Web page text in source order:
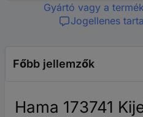
Gyártó vagy a
Jogellenes
Főbb jellemzők
Hama 173741